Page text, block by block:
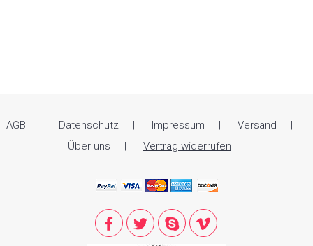
AGB Datenschutz Impressum
Versand
Über uns
Vertrag widerrufen